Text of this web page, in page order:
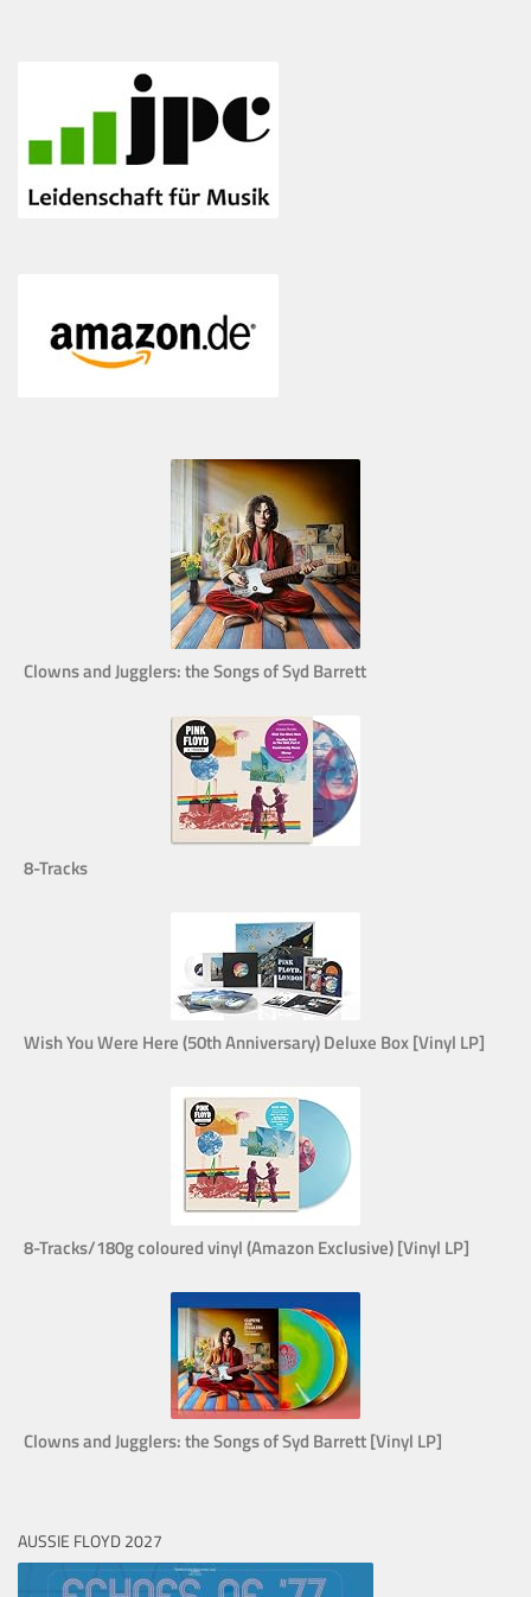
Clowns and Jugglers: the Songs of Syd Barrett
8-Tracks
Wish You Were Here (50th Anniversary) Deluxe Box [Vinyl LP]
8-Tracks/180g coloured vinyl (Amazon Exclusive) [Vinyl LP]
Clowns and Jugglers: the Songs of Syd Barrett [Vinyl LP]
AUSSIE FLOYD 2027